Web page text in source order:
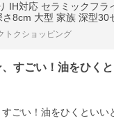
IH対応 セラミックフラ
さ8cm 大型 家族 深型30
訳あり】ツルセラ深型
トクショッピング
ごい！油をひくといい